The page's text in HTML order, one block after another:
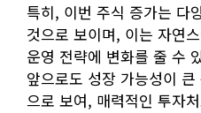
특히, 이번 주식 증가는 다
것으로 보이며, 이는 자연
운영 전략에 변화를 줄 수
앞으로도 성장 가능성이
으로 보여, 매력적인 투자